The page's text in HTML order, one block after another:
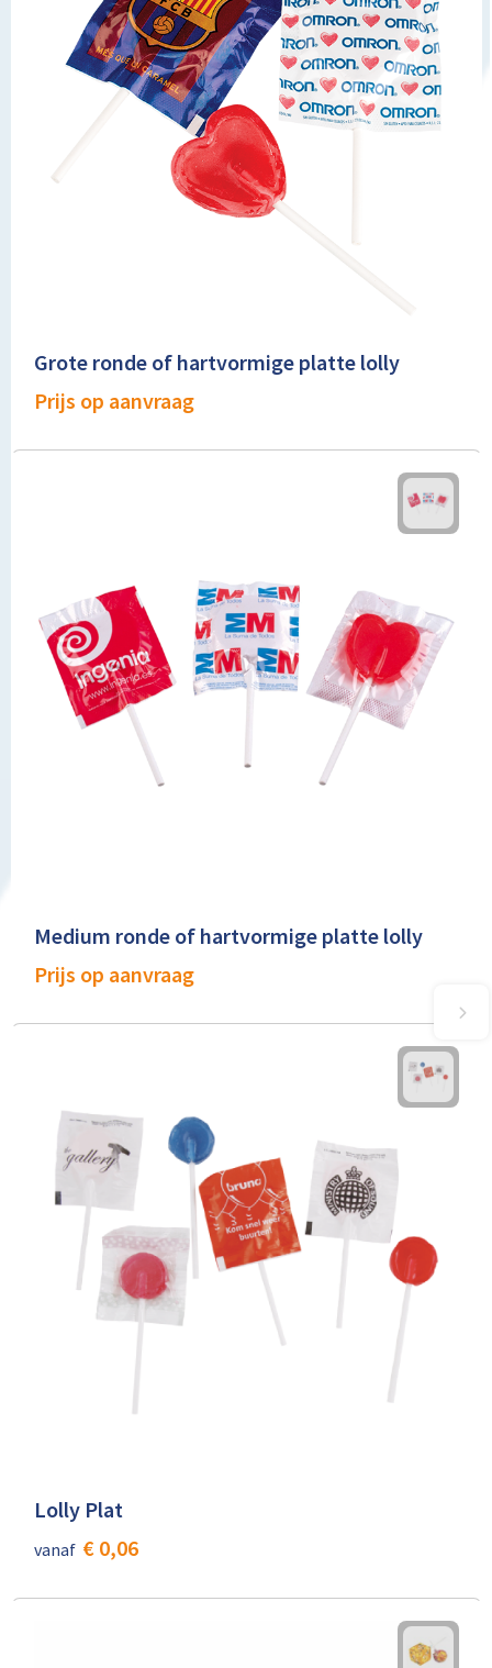
Grote ronde of hartvormige platte lolly
Prijs op aanvraag
Medium ronde of hartvormige platte lolly
Prijs op aanvraag
Lolly Plat
vanaf € 0,06